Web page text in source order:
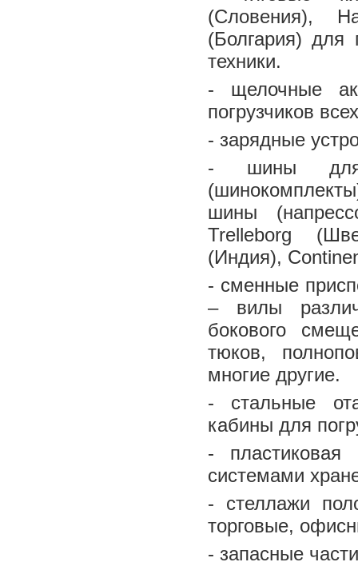
(Словения),
(Болгария) для
техники.
- щелочные
погрузчиков
- зарядные
- шины для
шины
Trelleborg
(Индия),
- сменные
– вилы
бокового
тюков,
многие другие.
- стальные
кабины для
-
системами
- стеллажи
торговые,
- запасные